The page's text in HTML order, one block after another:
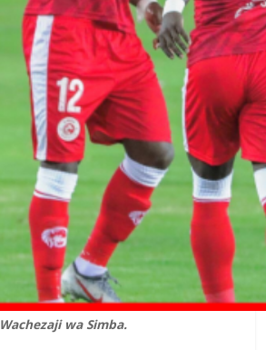
Wachezaji wa Simba.